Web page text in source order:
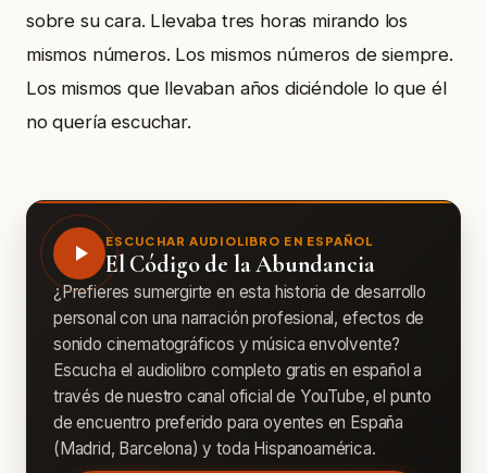
sobre su cara. Llevaba tres horas mirando los
mismos números. Los mismos números de siempre.
Los mismos que llevaban años diciéndole lo que él
no quería escuchar.
ESCUCHAR AUDIOLIBRO EN ESPAÑOL
El Código de la Abundancia
¿Prefieres sumergirte en esta historia de desarrollo
personal con una narración profesional, efectos de
sonido cinematográficos y música envolvente?
Escucha el audiolibro completo gratis en español a
través de nuestro canal oficial de YouTube, el punto
de encuentro preferido para oyentes en España
(Madrid, Barcelona) y toda Hispanoamérica.